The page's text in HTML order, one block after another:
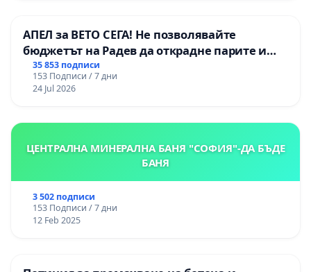
АПЕЛ за ВЕТО СЕГА! Не позволявайте
бюджетът на Радев да открадне парите и
правата ни в тъмното
35 853 подписи
153 Подписи / 7 дни
24 Jul 2026
ЦЕНТРАЛНА МИНЕРАЛНА БАНЯ "СОФИЯ"-ДА БЪДЕ
БАНЯ
3 502 подписи
153 Подписи / 7 дни
12 Feb 2025